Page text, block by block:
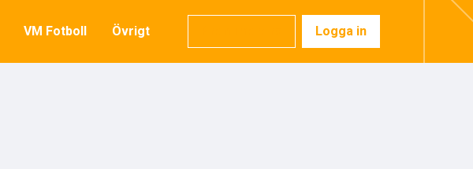
VM Fotboll Övrigt Logga in